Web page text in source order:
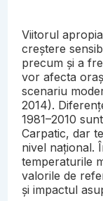
Viitorul
creștere
precum și a
vor afecta
scenariu
2014).
1981–2010
Carpatic, dar
nivel național.
temperaturile
valorile de
și impactul